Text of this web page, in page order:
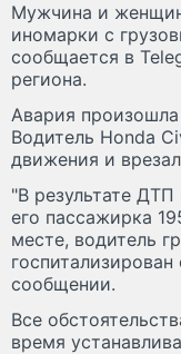
Мужчина и
иномарки с
сообщается в
региона.
Авария
Водитель Honda
движения и
"В результате
его пассажирка
месте, водитель
сообщении.
Все
время